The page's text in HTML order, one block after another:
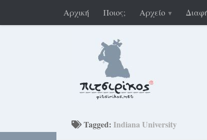
Αρχική Ποιος; Αρχείο
Tagged: Indiana University